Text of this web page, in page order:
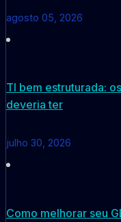
agosto 05, 2026
TI bem estruturada:
deveria ter
julho 30, 2026
Como melhorar seu